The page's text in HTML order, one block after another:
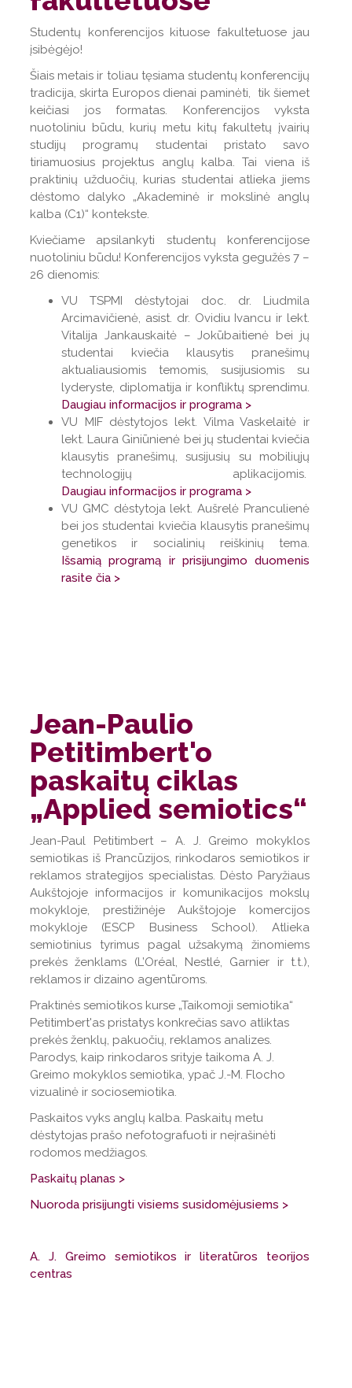
Studentų konferencijos kituose fakultetuose jau
įsibėgėjo!
Šiais metais ir toliau tęsiama studentų konferencijų
tradicija, skirta Europos dienai paminėti, tik šiemet
keičiasi jos formatas. Konferencijos vyksta
nuotoliniu būdu, kurių metu kitų fakultetų įvairių
studijų programų studentai pristato savo
tiriamuosius projektus anglų kalba. Tai viena iš
praktinių užduočių, kurias studentai atlieka jiems
dėstomo dalyko „Akademinė ir mokslinė anglų
kalba (C1)“ kontekste.
Kviečiame apsilankyti studentų konferencijose
nuotoliniu būdu! Konferencijos vyksta gegužės 7 –
26 dienomis:
VU TSPMI dėstytojai doc. dr. Liudmila
Arcimavičienė, asist. dr. Ovidiu Ivancu ir lekt.
Vitalija Jankauskaitė – Jokūbaitienė bei jų
studentai kviečia klausytis pranešimų
aktualiausiomis temomis, susijusiomis su
lyderyste, diplomatija ir konfliktų sprendimu.
Daugiau informacijos ir programa >
VU MIF dėstytojos lekt. Vilma Vaskelaitė ir
lekt. Laura Giniūnienė bei jų studentai kviečia
klausytis pranešimų, susijusių su mobiliųjų
technologijų aplikacijomis.
Daugiau informacijos ir programa >
VU GMC dėstytoja lekt. Aušrelė Pranculienė
bei jos studentai kviečia klausytis pranešimų
genetikos ir socialinių reiškinių tema.
Išsamią programą ir prisijungimo duomenis
rasite čia >
Jean-Paulio
Petitimbert'o
paskaitų ciklas
„Applied semiotics“
Jean-Paul Petitimbert – A. J. Greimo mokyklos
semiotikas iš Prancūzijos, rinkodaros semiotikos ir
reklamos strategijos specialistas. Dėsto Paryžiaus
Aukštojoje informacijos ir komunikacijos mokslų
mokykloje, prestižinėje Aukštojoje komercijos
mokykloje (ESCP Business School). Atlieka
semiotinius tyrimus pagal užsakymą žinomiems
prekės ženklams (L’Oréal, Nestlé, Garnier ir t.t.),
reklamos ir dizaino agentūroms.
Praktinės semiotikos kurse „Taikomoji semiotika“
Petitimbert'as pristatys konkrečias savo atliktas
prekės ženklų, pakuočių, reklamos analizes.
Parodys, kaip rinkodaros srityje taikoma A. J.
Greimo mokyklos semiotika, ypač J.-M. Flocho
vizualinė ir sociosemiotika.
Paskaitos vyks anglų kalba. Paskaitų metu
dėstytojas prašo nefotografuoti ir neįrašinėti
rodomos medžiagos.
Paskaitų planas >
Nuoroda prisijungti visiems susidomėjusiems >
A. J. Greimo semiotikos ir literatūros teorijos
centras